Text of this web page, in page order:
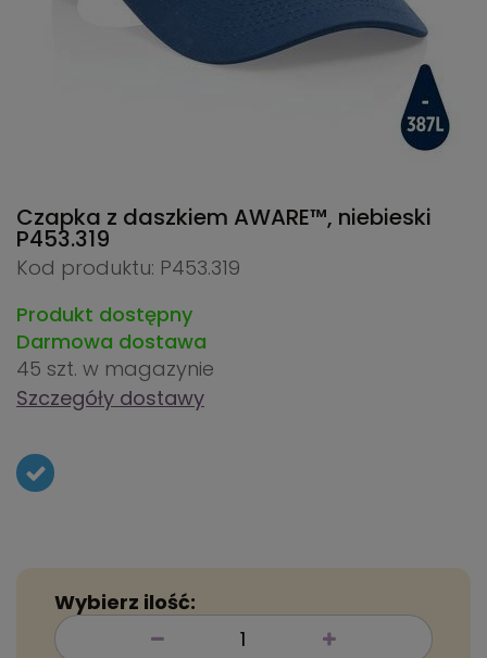
Czapka z daszkiem AWARE™, niebieski
P453.319
Kod produktu: P453.319
Produkt dostępny
Darmowa dostawa
45 szt. w magazynie
Szczegóły dostawy
Wybierz ilość: